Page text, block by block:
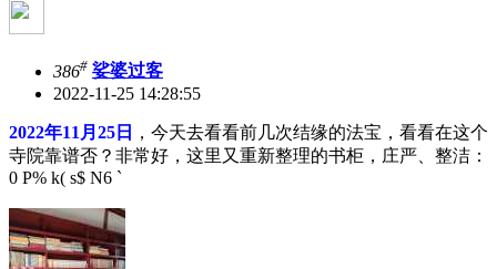
386# 娑婆过客
2022-11-25 14:28:55
2022年11月25日
，今天去看看前几次结缘的法宝，看看在这个
寺院靠谱否？非常好，这里又重新整理的书柜，庄严、整洁：
0 P% k( s$ N6 `